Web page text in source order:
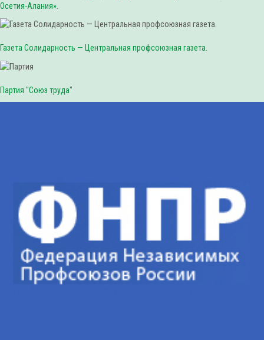
Осетия-Алания».
Газета Солидарность — Центральная профсоюзная газета.
Партия "Союз труда"